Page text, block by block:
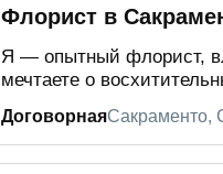
Флорист в
Я — опытный флорист,
мечтаете о
Договорная